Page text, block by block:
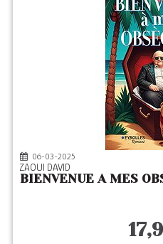
06-03-2025
ZAOUI DAVID
BIENVENUE A MES